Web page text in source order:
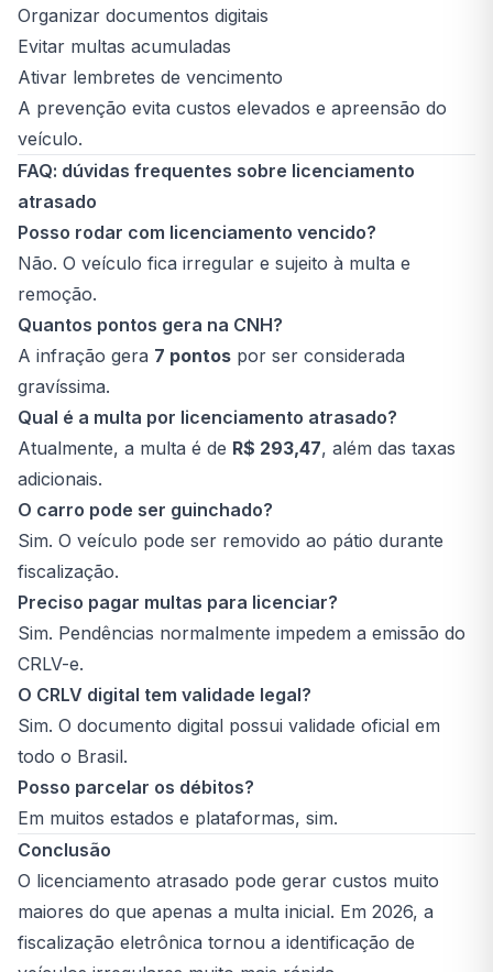
Organizar documentos digitais
Evitar multas acumuladas
Ativar lembretes de vencimento
A prevenção evita custos elevados e apreensão do
veículo.
FAQ: dúvidas frequentes sobre licenciamento
atrasado
Posso rodar com licenciamento vencido?
Não. O veículo fica irregular e sujeito à multa e
remoção.
Quantos pontos gera na CNH?
A infração gera 7 pontos por ser considerada
gravíssima.
Qual é a multa por licenciamento atrasado?
Atualmente, a multa é de R$ 293,47, além das taxas
adicionais.
O carro pode ser guinchado?
Sim. O veículo pode ser removido ao pátio durante
fiscalização.
Preciso pagar multas para licenciar?
Sim. Pendências normalmente impedem a emissão do
CRLV-e.
O CRLV digital tem validade legal?
Sim. O documento digital possui validade oficial em
todo o Brasil.
Posso parcelar os débitos?
Em muitos estados e plataformas, sim.
Conclusão
O licenciamento atrasado pode gerar custos muito
maiores do que apenas a multa inicial. Em 2026, a
fiscalização eletrônica tornou a identificação de